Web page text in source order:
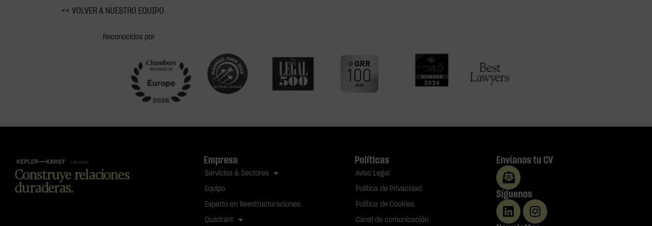
<< VOLVER A NUESTRO EQUIPO
Reconocidos por
Construye relaciones
duraderas.
Empresa
Servicios & Sectores
Equipo
Experto en Reestructuraciones
Quadrant
Políticas
Aviso Legal
Política de Privacidad
Política de Cookies
Canal de comunicación
Envíanos tu CV
Síguenos